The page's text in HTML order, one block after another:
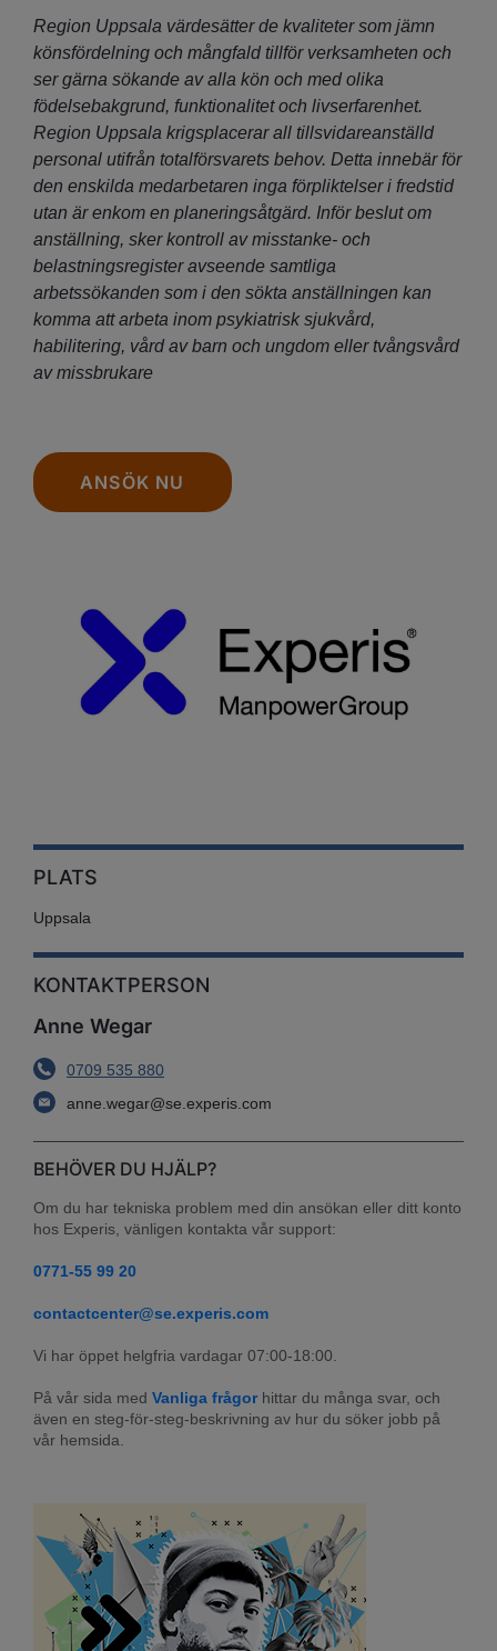
Region Uppsala värdesätter de kvaliteter som jämn
könsfördelning och mångfald tillför verksamheten och
ser gärna sökande av alla kön och med olika
födelsebakgrund, funktionalitet och livserfarenhet.
Region Uppsala krigsplacerar all tillsvidareanställd
personal utifrån totalförsvarets behov. Detta innebär för
den enskilda medarbetaren inga förpliktelser i fredstid
utan är enkom en planeringsåtgärd. Inför beslut om
anställning, sker kontroll av misstanke- och
belastningsregister avseende samtliga
arbetssökanden som i den sökta anställningen kan
komma att arbeta inom psykiatrisk sjukvård,
habilitering, vård av barn och ungdom eller tvångsvård
av missbrukare
ANSÖK NU
PLATS
Uppsala
KONTAKTPERSON
Anne Wegar
0709 535 880
anne.wegar@se.experis.com
BEHÖVER DU HJÄLP?
Om du har tekniska problem med din ansökan eller ditt konto
hos Experis, vänligen kontakta vår support:
0771-55 99 20
contactcenter@se.experis.com
Vi har öppet helgfria vardagar 07:00-18:00.
På vår sida med Vanliga frågor hittar du många svar, och
även en steg-för-steg-beskrivning av hur du söker jobb på
vår hemsida.